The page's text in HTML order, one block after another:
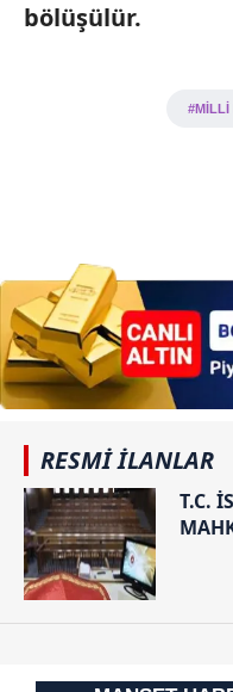
bölüşülür.
#MİLLİ
RESMİ İLANLAR
T.C.